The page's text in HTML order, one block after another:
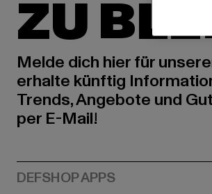
ZU
Melde dich hier für
erhalte künftig
Trends, Angebote und
per E-Mail!